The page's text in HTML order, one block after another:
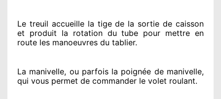
Le treuil accueille la tige de la sortie de caisson
et produit la rotation du tube pour mettre en
route les manoeuvres du tablier.
La manivelle, ou parfois la poignée de manivelle,
qui vous permet de commander le volet roulant.